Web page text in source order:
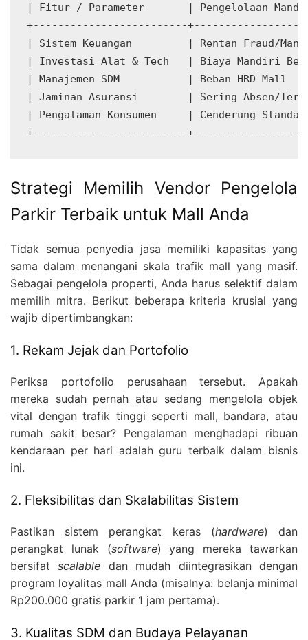
| Fitur / Parameter       | Pengelolaan
+-------------------------
| Sistem Keuangan         | Rentan Fraud/
| Investasi Alat & Tech   | Biaya Mandiri
| Manajemen SDM           | Beban HRD Mall
| Jaminan Asuransi        | Sering Absen/
| Pengalaman Konsumen     | Cenderung
Strategi Memilih Vendor Pengelola
Parkir Terbaik untuk Mall Anda
Tidak semua penyedia jasa memiliki kapasitas yang
sama dalam menangani skala trafik mall yang masif.
Sebagai pengelola properti, Anda harus selektif dalam
memilih mitra. Berikut beberapa kriteria krusial yang
wajib dipertimbangkan:
1. Rekam Jejak dan Portofolio
Periksa portofolio perusahaan tersebut. Apakah
mereka sudah pernah atau sedang mengelola objek
vital dengan trafik tinggi seperti mall, bandara, atau
rumah sakit besar? Pengalaman menghadapi ribuan
kendaraan per hari adalah guru terbaik dalam bisnis
ini.
2. Fleksibilitas dan Skalabilitas Sistem
Pastikan sistem perangkat keras (hardware) dan
perangkat lunak (software) yang mereka tawarkan
bersifatscalable dan mudah diintegrasikan dengan
program loyalitas mall Anda (misalnya: belanja minimal
Rp200.000 gratis parkir 1 jam pertama).
3. Kualitas SDM dan Budaya Pelayanan